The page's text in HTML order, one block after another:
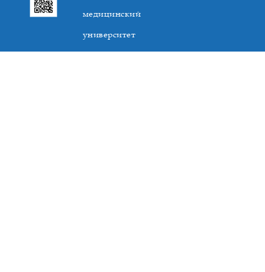
медицинский
университет